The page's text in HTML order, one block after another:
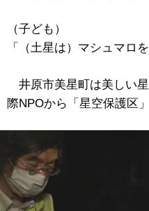
（子ども）
「（土星は）マシュマロ
井原市美星町は美しい
際NPOから「星空保護区